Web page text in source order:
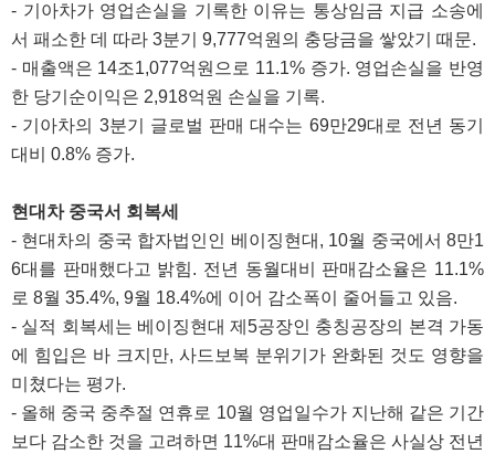
- 기아차가 영업손실을 기록한 이유는 통상임금 지급 소송에
서 패소한 데 따라 3분기 9,777억원의 충당금을 쌓았기 때문.
- 매출액은 14조1,077억원으로 11.1% 증가. 영업손실을 반영
한 당기순이익은 2,918억원 손실을 기록.
- 기아차의 3분기 글로벌 판매 대수는 69만29대로 전년 동기
대비 0.8% 증가.
현대차 중국서 회복세
- 현대차의 중국 합자법인인 베이징현대, 10월 중국에서 8만1
6대를 판매했다고 밝힘. 전년 동월대비 판매감소율은 11.1%
로 8월 35.4%, 9월 18.4%에 이어 감소폭이 줄어들고 있음.
- 실적 회복세는 베이징현대 제5공장인 충칭공장의 본격 가동
에 힘입은 바 크지만, 사드보복 분위기가 완화된 것도 영향을
미쳤다는 평가.
- 올해 중국 중추절 연휴로 10월 영업일수가 지난해 같은 기간
보다 감소한 것을 고려하면 11%대 판매감소율은 사실상 전년